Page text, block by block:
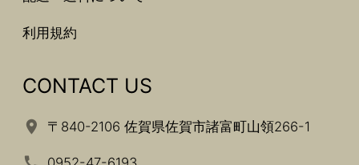
利用規約
CONTACT US
〒840-2106 佐賀県佐賀市諸富町山領266-1